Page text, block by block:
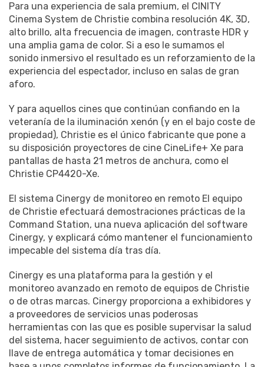
Para una experiencia de sala premium, el CINITY
Cinema System de Christie combina resolución 4K, 3D,
alto brillo, alta frecuencia de imagen, contraste HDR y
una amplia gama de color. Si a eso le sumamos el
sonido inmersivo el resultado es un reforzamiento de la
experiencia del espectador, incluso en salas de gran
aforo.
Y para aquellos cines que continúan confiando en la
veteranía de la iluminación xenón (y en el bajo coste de
propiedad), Christie es el único fabricante que pone a
su disposición proyectores de cine CineLife+ Xe para
pantallas de hasta 21 metros de anchura, como el
Christie CP4420-Xe.
El sistema Cinergy de monitoreo en remoto El equipo
de Christie efectuará demostraciones prácticas de la
Command Station, una nueva aplicación del software
Cinergy, y explicará cómo mantener el funcionamiento
impecable del sistema día tras día.
Cinergy es una plataforma para la gestión y el
monitoreo avanzado en remoto de equipos de Christie
o de otras marcas. Cinergy proporciona a exhibidores y
a proveedores de servicios unas poderosas
herramientas con las que es posible supervisar la salud
del sistema, hacer seguimiento de activos, contar con
llave de entrega automática y tomar decisiones en